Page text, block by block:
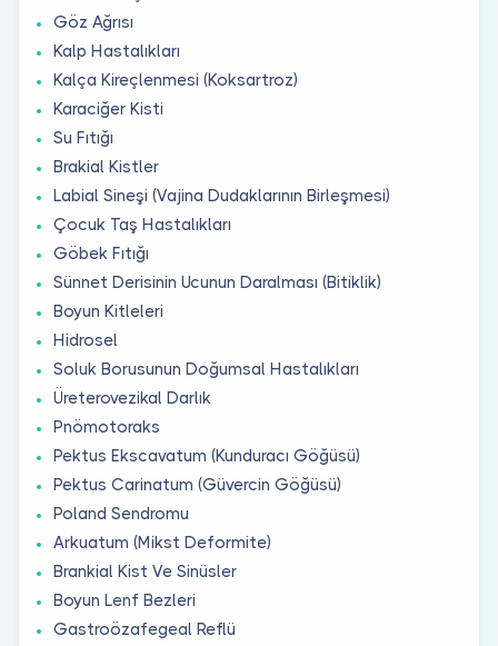
Göz Ağrısı
Kalp Hastalıkları
Kalça Kireçlenmesi (Koksartroz)
Karaciğer Kisti
Su Fıtığı
Brakial Kistler
Labial Sineşi (Vajina Dudaklarının Birleşmesi)
Çocuk Taş Hastalıkları
Göbek Fıtığı
Sünnet Derisinin Ucunun Daralması (Bitiklik)
Boyun Kitleleri
Hidrosel
Soluk Borusunun Doğumsal Hastalıkları
Üreterovezikal Darlık
Pnömotoraks
Pektus Ekscavatum (Kunduracı Göğüsü)
Pektus Carinatum (Güvercin Göğüsü)
Poland Sendromu
Arkuatum (Mikst Deformite)
Brankial Kist Ve Sinüsler
Boyun Lenf Bezleri
Gastroözafegeal Reflü